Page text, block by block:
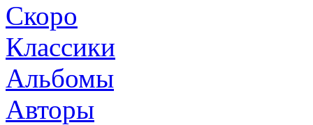
Скоро
Классики
Альбомы
Авторы